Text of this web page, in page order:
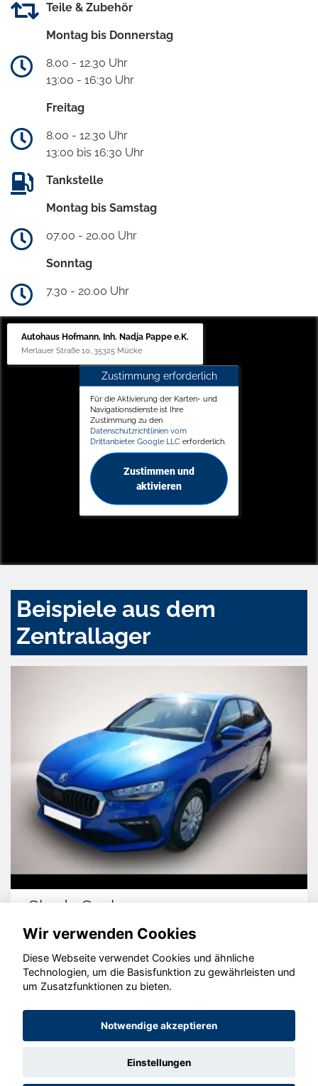
Teile & Zubehör
Montag bis Donnerstag
8.00 - 12.30 Uhr
13:00 - 16:30 Uhr
Freitag
8.00 - 12.30 Uhr
13:00 bis 16:30 Uhr
Tankstelle
Montag bis Samstag
07.00 - 20.00 Uhr
Sonntag
7.30 - 20.00 Uhr
Autohaus Hofmann, Inh. Nadja Pappe e.K.
Merlauer Straße 10, 35325 Mücke
Zustimmung erforderlich
Für die Aktivierung der Karten- und
Navigationsdienste ist Ihre
Zustimmung zu den
Datenschutzrichtlinien vom
Drittanbieter Google LLC erforderlich.
Zustimmen und
aktivieren
Beispiele aus dem
Zentrallager
Skoda Scala
© konjunkturmotor.de GmbH 2020 - 2026
Wir verwenden Cookies
Diese Webseite verwendet Cookies und ähnliche
Technologien, um die Basisfunktion zu gewährleisten und
um Zusatzfunktionen zu bieten.
Notwendige akzeptieren
Einstellungen